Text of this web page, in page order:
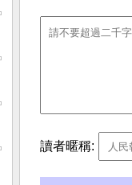
讀者暱稱: